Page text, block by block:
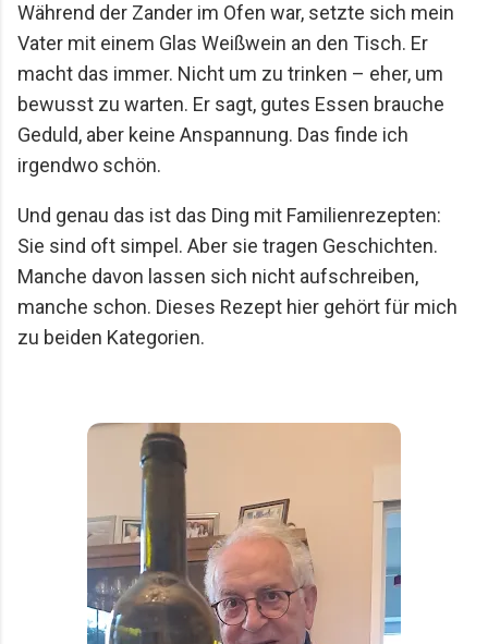
Während der Zander im Ofen war, setzte sich mein
Vater mit einem Glas Weißwein an den Tisch. Er
macht das immer. Nicht um zu trinken – eher, um
bewusst zu warten. Er sagt, gutes Essen brauche
Geduld, aber keine Anspannung. Das finde ich
irgendwo schön.
Und genau das ist das Ding mit Familienrezepten:
Sie sind oft simpel. Aber sie tragen Geschichten.
Manche davon lassen sich nicht aufschreiben,
manche schon. Dieses Rezept hier gehört für mich
zu beiden Kategorien.